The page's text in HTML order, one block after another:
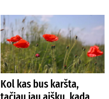
Kol kas bus karšta,